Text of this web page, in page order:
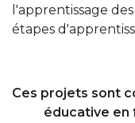
l'apprentissage
étapes
Ces projets sont
éducative en